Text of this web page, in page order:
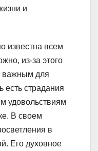
и
известна всем
из-за этого
важным для
есть страдания
удовольствиям
В своем
в
Его духовное